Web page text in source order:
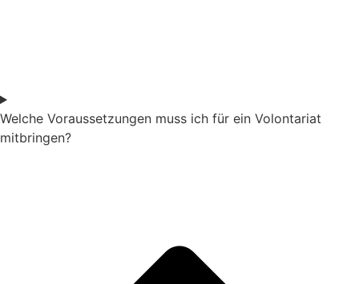
Welche Voraussetzungen muss ich für ein Volontariat
mitbringen?